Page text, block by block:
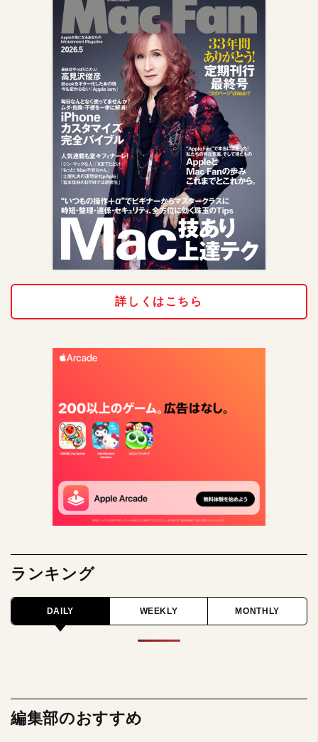
詳しくはこちら
ランキング
DAILY WEEKLY MONTHLY
編集部のおすすめ